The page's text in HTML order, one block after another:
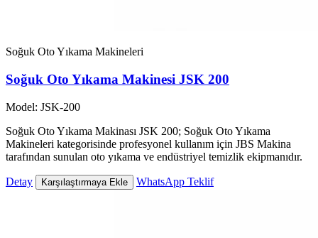
Soğuk Oto Yıkama Makineleri
Soğuk Oto Yıkama Makinesi JSK 200
Model: JSK-200
Soğuk Oto Yıkama Makinası JSK 200; Soğuk Oto Yıkama
Makineleri kategorisinde profesyonel kullanım için JBS Makina
tarafından sunulan oto yıkama ve endüstriyel temizlik ekipmanıdır.
Detay Karşılaştırmaya Ekle WhatsApp Teklif